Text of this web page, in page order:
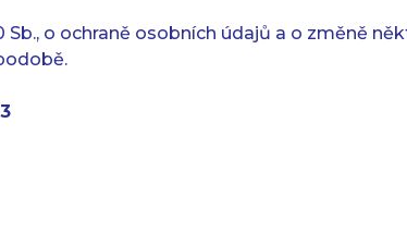
Sb., o ochraně osobních údajů a o změně